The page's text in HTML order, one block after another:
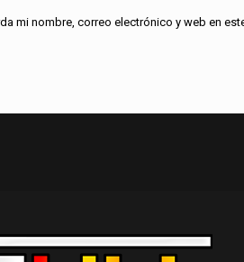
mi nombre, correo electrónico y web en